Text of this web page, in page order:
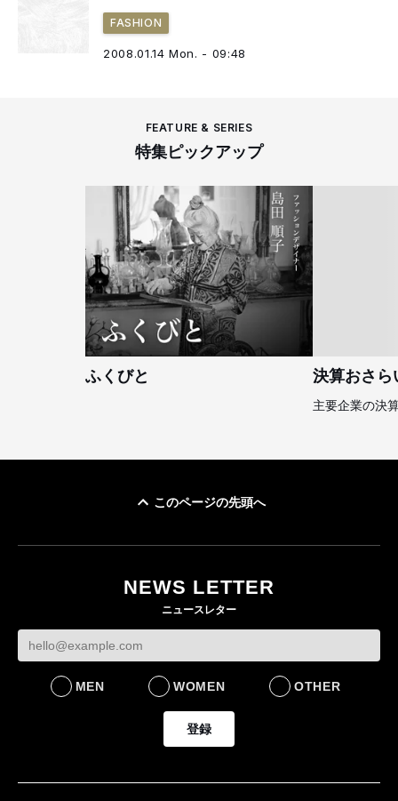
FASHION
2008.01.14 Mon. - 09:48
FEATURE & SERIES
特集ピックアップ
ふくびと 決算おさら
主要企業の決
このページの先頭へ
NEWS LETTER
ニュースレター
MEN WOMEN OTHER
登録